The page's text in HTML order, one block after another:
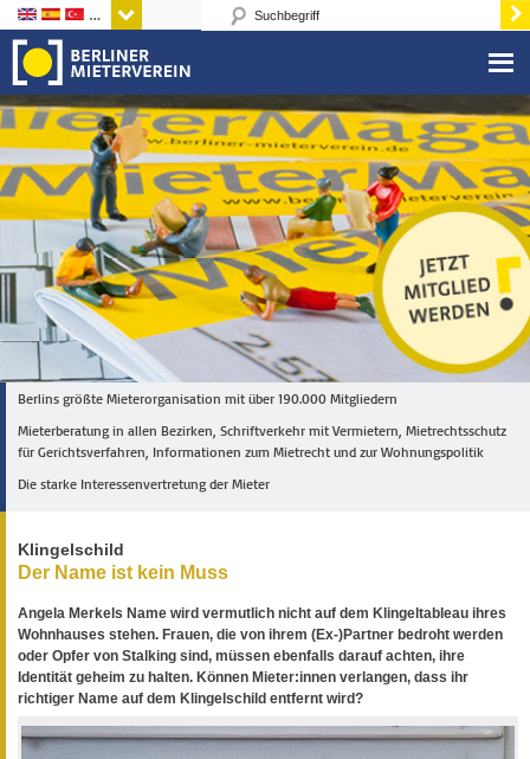
Sprachen
Berlins größte Mieterorganisation mit über 190.000 Mitgliedern
Mieterberatung in allen Bezirken, Schriftverkehr mit Vermietern, Mietrechtsschutz
für Gerichtsverfahren, Informationen zum Mietrecht und zur Wohnungspolitik
Die starke Interessenvertretung der Mieter
Klingelschild
Der Name ist kein Muss
Angela Merkels Name wird vermutlich nicht auf dem Klingeltableau ihres
Wohnhauses stehen. Frauen, die von ihrem (Ex-)Partner bedroht werden
oder Opfer von Stalking sind, müssen ebenfalls darauf achten, ihre
Identität geheim zu halten. Können Mieter:innen verlangen, dass ihr
richtiger Name auf dem Klingelschild entfernt wird?